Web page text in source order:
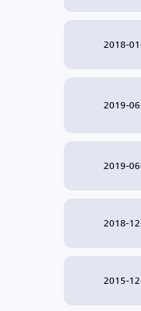
2018-
2019-
2019-
2018-
2015-